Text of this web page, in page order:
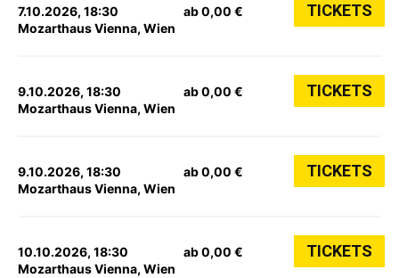
7.10.2026, 18:30
Mozarthaus Vienna, Wien
ab 0,00 € TICKETS
9.10.2026, 18:30
Mozarthaus Vienna, Wien
ab 0,00 € TICKETS
9.10.2026, 18:30
Mozarthaus Vienna, Wien
ab 0,00 € TICKETS
10.10.2026, 18:30
Mozarthaus Vienna, Wien
ab 0,00 € TICKETS